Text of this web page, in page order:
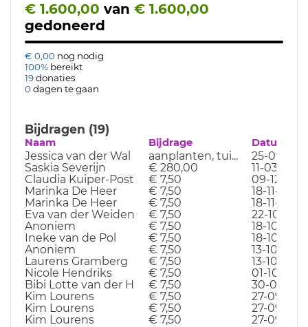
€ 1.600,00 van € 1.600,00
gedoneerd
€ 0,00 nog nodig
100% bereikt
19donaties
0dagen te gaan
Bijdragen (19)
Naam Bijdrage Datum
Jessica van der Wal aanplanten, tui...
25-09-25
Saskia Severijn
€ 280,00
11-03-24
Claudia Kuiper-Post
€ 7,50
09-12-23
Marinka De Heer
€ 7,50
18-11-23
Marinka De Heer
€ 7,50
18-11-23
Eva van der Weiden
€ 7,50
22-10-23
Anoniem
€ 7,50
18-10-23
Ineke van de Pol
€ 7,50
18-10-23
Anoniem
€ 7,50
13-10-23
Laurens Gramberg
€ 7,50
13-10-23
Nicole Hendriks
€ 7,50
01-10-23
Bibi Lotte van der H
€ 7,50
30-09-23
Kim Lourens
€ 7,50
27-09-23
Kim Lourens
€ 7,50
27-09-23
Kim Lourens
€ 7,50 27-09-23